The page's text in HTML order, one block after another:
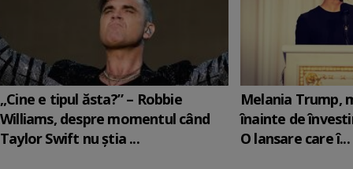
„Cine e tipul ăsta?” – Robbie
Williams, despre momentul când
Taylor Swift nu știa ...
Melania Trump,
înainte de
O lansare care î...